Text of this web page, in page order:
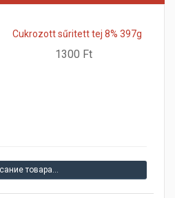
Cukrozott sűritett tej 8% 397g
1300 Ft
товара…